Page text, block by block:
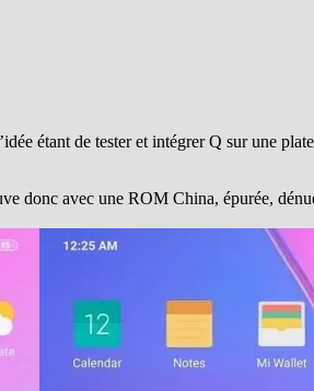
étant de tester et intégrer Q sur une
donc avec une ROM China, épurée,